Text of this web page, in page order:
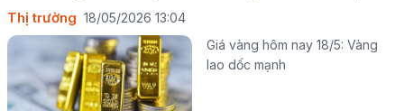
Thị trường 18/05/2026 13:04
Giá vàng hôm nay 18/5: Vàng
lao dốc mạnh